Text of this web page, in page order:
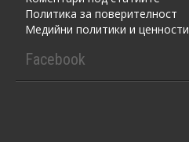
Политика за поверителност
Медийни политики и ценности
Facebook